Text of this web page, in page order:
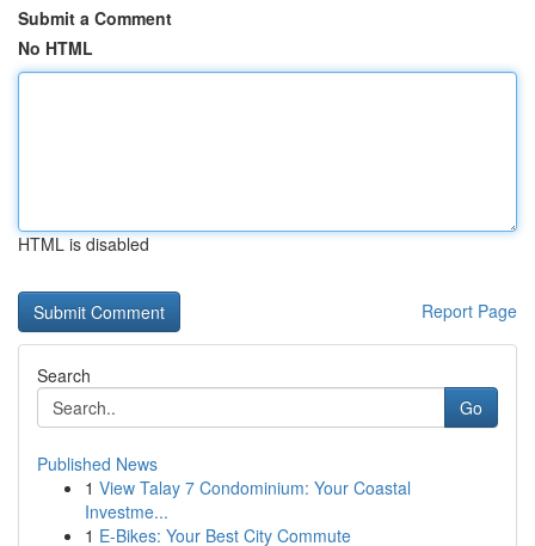
Submit a Comment
No HTML
HTML is disabled
Report Page
Search
Go
Published News
1 View Talay 7 Condominium: Your Coastal
Investme...
1 E-Bikes: Your Best City Commute